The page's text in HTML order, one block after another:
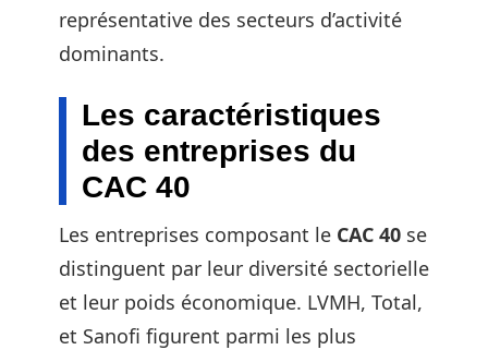
représentative des secteurs d’activité
dominants.
Les caractéristiques
des entreprises du
CAC 40
Les entreprises composant le CAC 40 se
distinguent par leur diversité sectorielle
et leur poids économique. LVMH, Total,
et Sanofi figurent parmi les plus